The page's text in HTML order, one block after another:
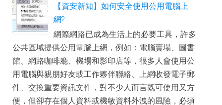
【資安新知】如何安全使用公用電腦上
網?
網際網路已成為生活上的必要工具，許多
公共區域提供公用電腦上網，例如：電腦賣場、圖書
館、網路咖啡廳、機場和影印店等，很多人會使用公
用電腦與親朋好友或工作夥伴聯絡、上網收發電子郵
件、交換重要資訊文件，對不少人而言既可使用又方
便，但卻存在個人資料或機敏資料外洩的風險，必須